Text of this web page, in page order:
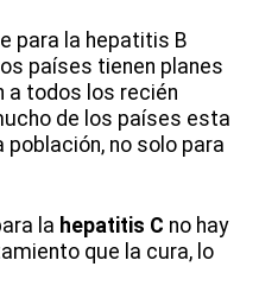
para la hepatitis B
países tienen planes
a todos los recién
de los países esta
no solo para
la hepatitis C no hay
que la cura, lo